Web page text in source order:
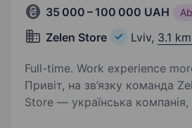
35 000 – 100 000 UAH
Zelen Store Lviv, 3.1
Full-time. Work experience
Привіт, на зв’язку команда
Store — українська